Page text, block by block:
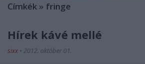
Címkék » fringe
Hírek kávé mellé
sixx • 2012. október 01.